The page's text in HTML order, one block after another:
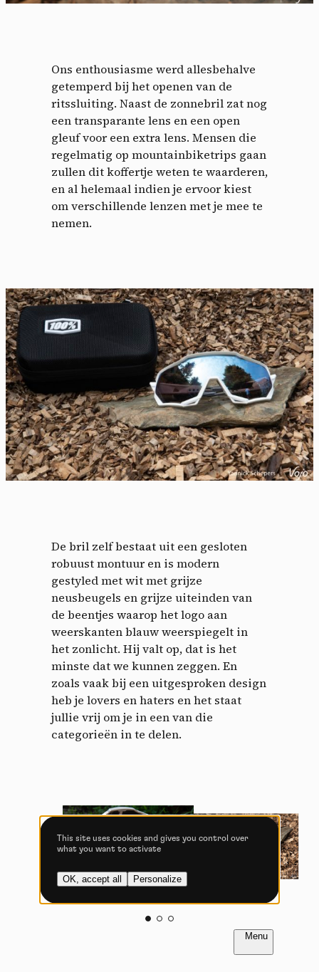
Ons enthousiasme werd allesbehalve
getemperd bij het openen van de
ritssluiting. Naast de zonnebril zat nog
een transparante lens en een open
gleuf voor een extra lens. Mensen die
regelmatig op mountainbiketrips gaan
zullen dit koffertje weten te waarderen,
en al helemaal indien je ervoor kiest
om verschillende lenzen met je mee te
nemen.
De bril zelf bestaat uit een gesloten
robuust montuur en is modern
gestyled met wit met grijze
neusbeugels en grijze uiteinden van
de beentjes waarop het logo aan
weerskanten blauw weerspiegelt in
het zonlicht. Hij valt op, dat is het
minste dat we kunnen zeggen. En
zoals vaak bij een uitgesproken design
heb je lovers en haters en het staat
jullie vrij om je in een van die
categorieën in te delen.
panel
By allowing these third party services, you accept their
cookies and the use of tracking technologies necessary for
their proper functioning.
Privacy policy
Allow all cookies Deny all cookies
Vimeo disallowed -This service can
Allow Deny
YouTube disallowed
install 4 cookies.
This site uses cookies and gives you control over
what you want to activate
OK, accept all Personalize